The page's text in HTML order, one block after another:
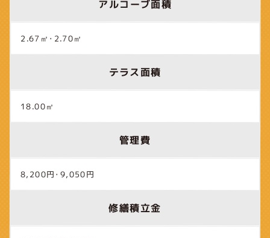
アルコーブ面積
2.67㎡･2.70㎡
テラス面積
18.00㎡
管理費
8,200円･9,050円
修繕積立金